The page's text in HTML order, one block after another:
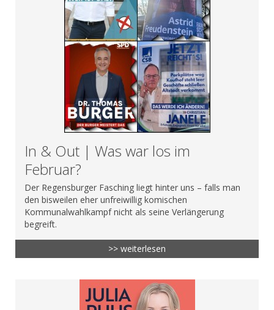
In & Out | Was war los im
Februar?
Der Regensburger Fasching liegt hinter uns – falls man
den bisweilen eher unfreiwillig komischen
Kommunalwahlkampf nicht als seine Verlängerung
begreift.
>> weiterlesen